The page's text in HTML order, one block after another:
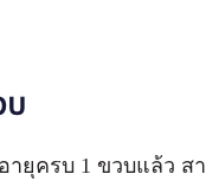
ยุครบ 1 ขวบแล้ว ส